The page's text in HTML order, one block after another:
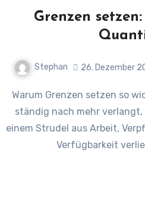
Grenzen
Stephan 26. Dezember
Warum Grenzen setzen so wichtig ist In einer Welt, die
ständig nach mehr
einem Strudel aus Arbeit,
Verfügbarkeit